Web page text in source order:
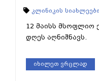
კლინიკის სიახლეები
12 მაისს მსოფლიო
დღეს აღნიშნავს.
იხილეთ ვრცლად